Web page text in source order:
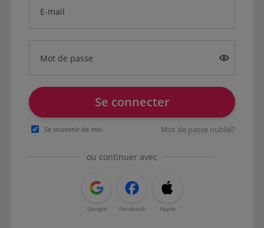
E-mail
Mot de passe
Se connecter
Se souvenir de moi Mot de passe oublié?
ou continuer avec
Google Facebook Apple